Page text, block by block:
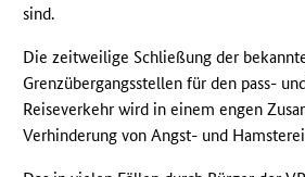
sind.
Die zeitweilige Schließung der
Grenzübergangsstellen für den pass-
Reiseverkehr wird in einem engen
Verhinderung von Angst- und